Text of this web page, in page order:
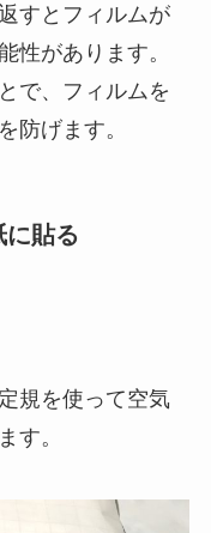
すとフィルムが
性があります。
で、フィルムを
防げます。
貼る
規を使って空気
す。